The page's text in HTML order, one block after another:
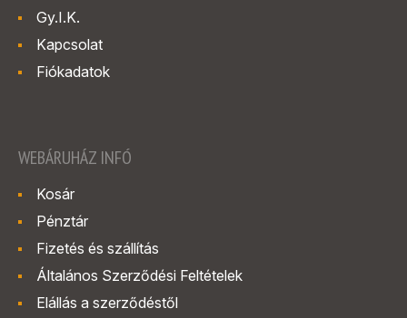
Gy.I.K.
Kapcsolat
Fiókadatok
WEBÁRUHÁZ INFÓ
Kosár
Pénztár
Fizetés és szállítás
Általános Szerződési Feltételek
Elállás a szerződéstől